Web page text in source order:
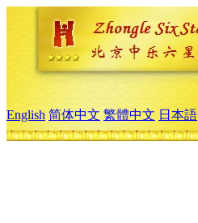
English 简体中文 繁體中文 日本語